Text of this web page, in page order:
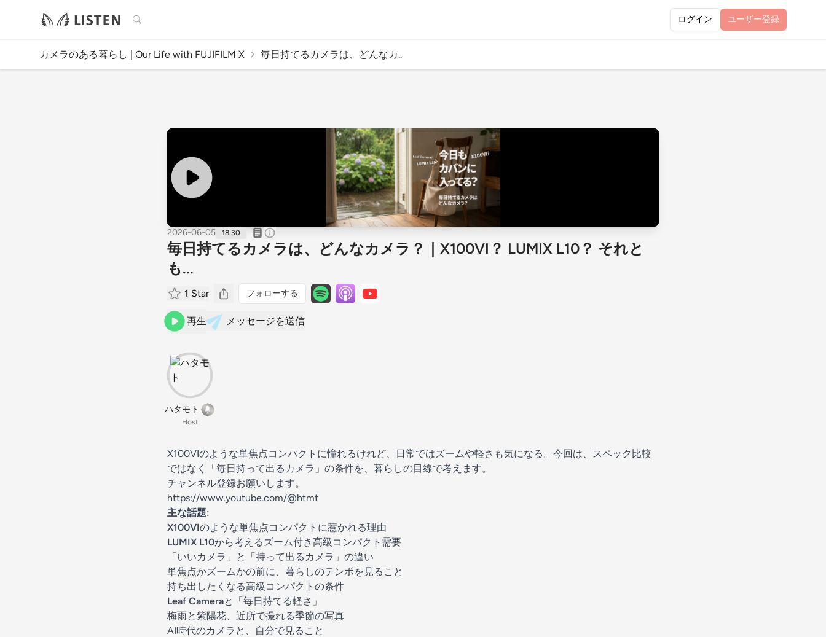
検索 ログイン ユーザー登録
カメラのある暮らし | Our Life with FUJIFILM X 毎日持てるカメラは、どんなカ..
2026-06-05 18:30
毎日持てるカメラは、どんなカメラ？｜X100VI？ LUMIX L10？ それと
も...
1 Star フォローする
再生 メッセージを送信
ハタモト
Host
X100VIのような単焦点コンパクトに憧れるけれど、日常ではズームや軽さも気になる。今回は、スペック比較
ではなく「毎日持って出るカメラ」の条件を、暮らしの目線で考えます。
チャンネル登録お願いします。
https://www.youtube.com/@htmt
主な話題:
X100VIのような単焦点コンパクトに惹かれる理由
LUMIX L10から考えるズーム付き高級コンパクト需要
「いいカメラ」と「持って出るカメラ」の違い
単焦点かズームかの前に、暮らしのテンポを見ること
持ち出したくなる高級コンパクトの条件
Leaf Cameraと「毎日持てる軽さ」
梅雨と紫陽花、近所で撮れる季節の写真
AI時代のカメラと、自分で見ること